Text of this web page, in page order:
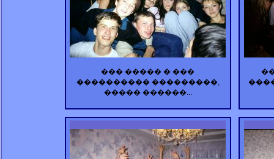
��� ����� � ���
���������� ���������,
����� ������...